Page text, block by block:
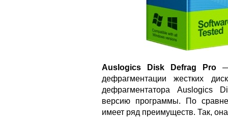
Auslogics Disk Defrag Pro —
дефрагментации жестких
дефрагментатора Auslogics
версию программы. По
имеет ряд преимуществ. Так,